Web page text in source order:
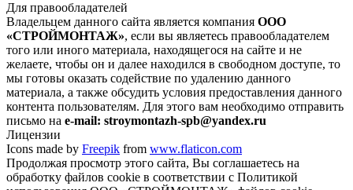
Для правообладателей
Владельцем данного сайта является компания ООО
«СТРОЙМОНТАЖ», если вы являетесь правообладателем
того или иного материала, находящегося на сайте и не
желаете, чтобы он и далее находился в свободном доступе, то
мы готовы оказать содействие по удалению данного
материала, а также обсудить условия предоставления данного
контента пользователям. Для этого вам необходимо отправить
письмо на e-mail: stroymontazh-spb@yandex.ru
Лицензии
Icons made by Freepik from www.flaticon.com
Продолжая просмотр этого сайта, Вы соглашаетесь на
обработку файлов cookie в соответствии с Политикой